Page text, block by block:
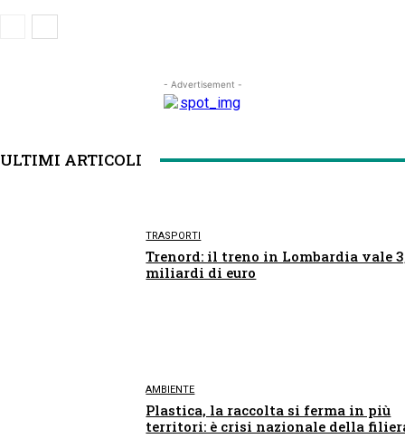
- Advertisement -
ULTIMI ARTICOLI
TRASPORTI
Trenord: il treno in Lombardia vale
miliardi di euro
AMBIENTE
Plastica, la raccolta si ferma in più
territori: è crisi nazionale della